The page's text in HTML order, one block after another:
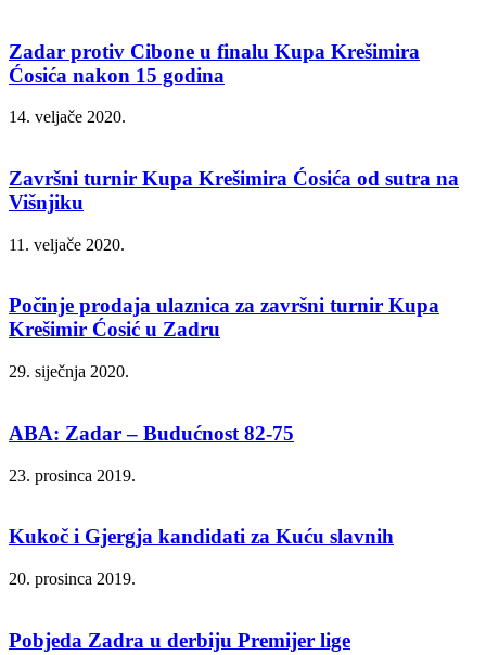
Zadar protiv Cibone u finalu Kupa Krešimira
Ćosića nakon 15 godina
14. veljače 2020.
Završni turnir Kupa Krešimira Ćosića od sutra na
Višnjiku
11. veljače 2020.
Počinje prodaja ulaznica za završni turnir Kupa
Krešimir Ćosić u Zadru
29. siječnja 2020.
ABA: Zadar – Budućnost 82-75
23. prosinca 2019.
Kukoč i Gjergja kandidati za Kuću slavnih
20. prosinca 2019.
Pobjeda Zadra u derbiju Premijer lige